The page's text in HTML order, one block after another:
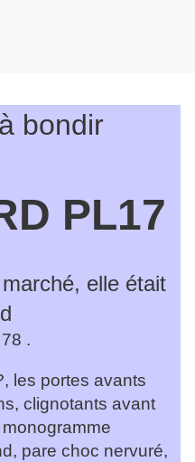
bondir
PL17
elle était
.
les portes avants
clignotants avant
pare choc nervuré,